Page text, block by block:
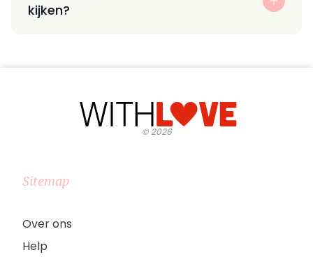
kijken?
©2026
Sitemap
Over ons
Help